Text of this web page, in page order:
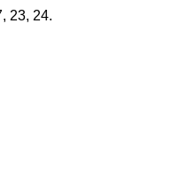
23, 24.